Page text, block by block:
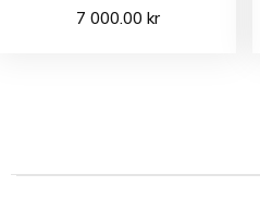
7 000.00 kr